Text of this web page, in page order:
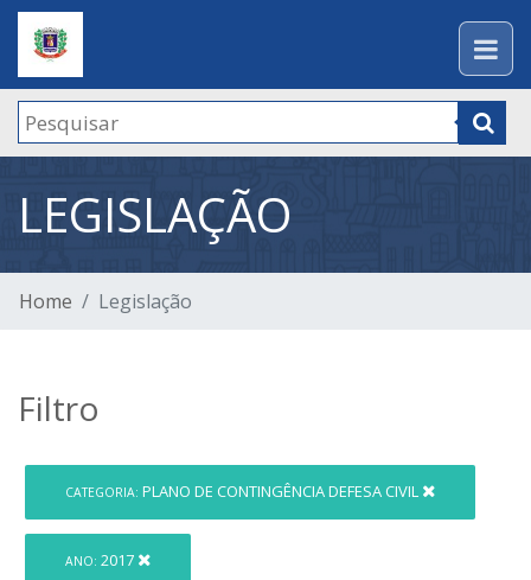
LEGISLAÇÃO
Home Legislação
Filtro
CATEGORIA: PLANO DE CONTINGÊNCIA DEFESA CIVIL
ANO: 2017